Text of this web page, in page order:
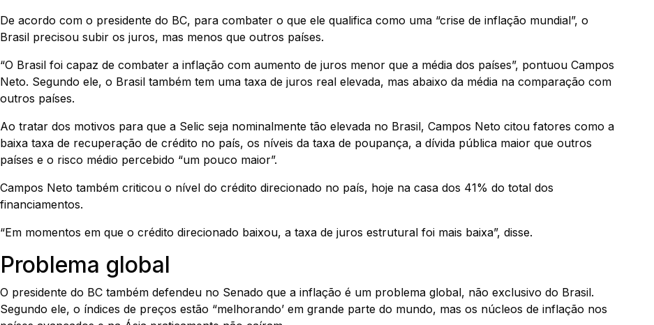
De acordo com o presidente do BC, para combater o que ele qualifica como uma “crise de inflação mundial”, o
Brasil precisou subir os juros, mas menos que outros países.
“O Brasil foi capaz de combater a inflação com aumento de juros menor que a média dos países”, pontuou Campos
Neto. Segundo ele, o Brasil também tem uma taxa de juros real elevada, mas abaixo da média na comparação com
outros países.
Ao tratar dos motivos para que a Selic seja nominalmente tão elevada no Brasil, Campos Neto citou fatores como a
baixa taxa de recuperação de crédito no país, os níveis da taxa de poupança, a dívida pública maior que outros
países e o risco médio percebido “um pouco maior”.
Campos Neto também criticou o nível do crédito direcionado no país, hoje na casa dos 41% do total dos
financiamentos.
“Em momentos em que o crédito direcionado baixou, a taxa de juros estrutural foi mais baixa”, disse.
Problema global
O presidente do BC também defendeu no Senado que a inflação é um problema global, não exclusivo do Brasil.
Segundo ele, o índices de preços estão “melhorando’ em grande parte do mundo, mas os núcleos de inflação nos